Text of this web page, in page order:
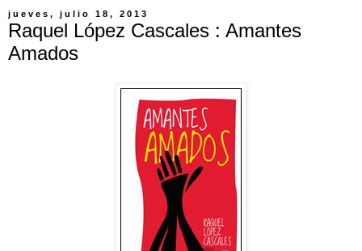
jueves, julio 18, 2013
Raquel López Cascales : Amantes
Amados